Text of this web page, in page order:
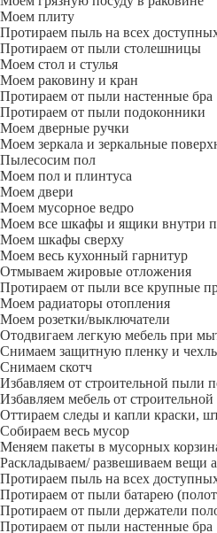
Моем плиту
Протираем пыль на всех
Протираем от пыли столешницы
Моем стол и стулья
Моем раковину и кран
Протираем от пыли настенные бра
Протираем от пыли подоконники
Моем дверные ручки
Моем зеркала и зеркальные
Пылесосим пол
Моем пол и плинтуса
Моем двери
Моем мусорное ведро
Моем все шкафы и ящики внутри
Моем шкафы сверху
Моем весь кухонный гарнитур
Отмываем жировые отложения
Протираем от пыли все крупные
Моем радиаторы отопления
Моем розетки/выключатели
Отодвигаем легкую мебель при
Снимаем защитную пленку и
Снимаем скотч
Избавляем от строительной пыли
Избавляем мебель от
Оттираем следы и капли краски,
Собираем весь мусор
Меняем пакеты в мусорных
Раскладываем/ развешиваем вещи
Протираем пыль на всех
Протираем от пыли батарею
Протираем от пыли держатели
Протираем от пыли настенные бра